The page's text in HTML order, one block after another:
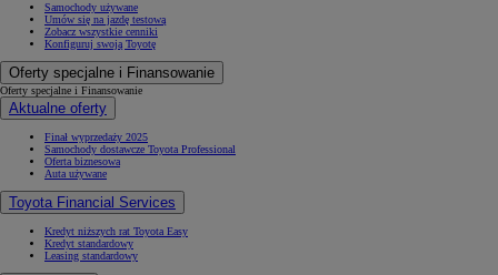
Samochody używane
Umów się na jazdę testową
Zobacz wszystkie cenniki
Konfiguruj swoją Toyotę
Oferty specjalne i Finansowanie
Oferty specjalne i Finansowanie
Aktualne oferty
Finał wyprzedaży 2025
Samochody dostawcze Toyota Professional
Oferta biznesowa
Auta używane
Toyota Financial Services
Kredyt niższych rat Toyota Easy
Kredyt standardowy
Leasing standardowy